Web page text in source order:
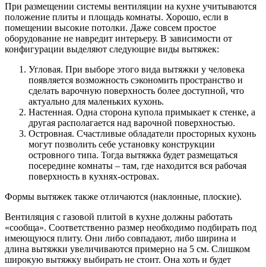
При размещении системы вентиляции на кухне учитываются
положение плиты и площадь комнаты. Хорошо, если в
помещении высокие потолки. Даже совсем простое
оборудование не навредит интерьеру. В зависимости от
конфигурации выделяют следующие виды вытяжек:
Угловая. При выборе этого вида вытяжки у человека
появляется возможность сэкономить пространство и
сделать варочную поверхность более доступной, что
актуально для маленьких кухонь.
Настенная. Одна сторона купола примыкает к стенке, а
другая располагается над варочной поверхностью.
Островная. Счастливые обладатели просторных кухонь
могут позволить себе установку конструкции
островного типа. Тогда вытяжка будет размещаться
посередине комнаты – там, где находится вся рабочая
поверхность в кухнях-островах.
Формы вытяжек также отличаются (наклонные, плоские).
Вентиляция с газовой плитой в кухне должны работать
«сообща». Соответственно размер необходимо подбирать под
имеющуюся плиту. Они либо совпадают, либо ширина и
длина вытяжки увеличиваются примерно на 5 см. Слишком
широкую вытяжку выбирать не стоит. Она хоть и будет